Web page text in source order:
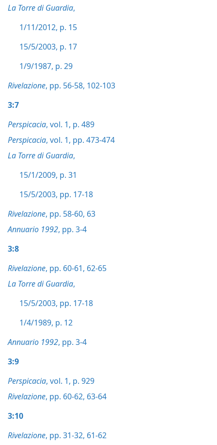
La Torre di Guardia,
1/11/2012, p. 15
15/5/2003, p. 17
1/9/1987, p. 29
Rivelazione, pp. 56-58, 102-103
3:7
Perspicacia, vol. 1, p. 489
Perspicacia, vol. 1, pp. 473-474
La Torre di Guardia,
15/1/2009, p. 31
15/5/2003, pp. 17-18
Rivelazione, pp. 58-60, 63
Annuario 1992, pp. 3-4
3:8
Rivelazione, pp. 60-61, 62-65
La Torre di Guardia,
15/5/2003, pp. 17-18
1/4/1989, p. 12
Annuario 1992, pp. 3-4
3:9
Perspicacia, vol. 1, p. 929
Rivelazione, pp. 60-62, 63-64
3:10
Rivelazione, pp. 31-32, 61-62